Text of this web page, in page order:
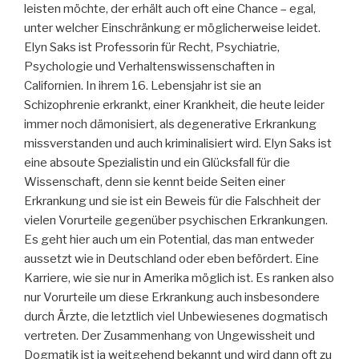
leisten möchte, der erhält auch oft eine Chance – egal,
unter welcher Einschränkung er möglicherweise leidet.
Elyn Saks ist Professorin für Recht, Psychiatrie,
Psychologie und Verhaltenswissenschaften in
Californien. In ihrem 16. Lebensjahr ist sie an
Schizophrenie erkrankt, einer Krankheit, die heute leider
immer noch dämonisiert, als degenerative Erkrankung
missverstanden und auch kriminalisiert wird. Elyn Saks ist
eine absoute Spezialistin und ein Glücksfall für die
Wissenschaft, denn sie kennt beide Seiten einer
Erkrankung und sie ist ein Beweis für die Falschheit der
vielen Vorurteile gegenüber psychischen Erkrankungen.
Es geht hier auch um ein Potential, das man entweder
aussetzt wie in Deutschland oder eben befördert. Eine
Karriere, wie sie nur in Amerika möglich ist. Es ranken also
nur Vorurteile um diese Erkrankung auch insbesondere
durch Ärzte, die letztlich viel Unbewiesenes dogmatisch
vertreten. Der Zusammenhang von Ungewissheit und
Dogmatik ist ja weitgehend bekannt und wird dann oft zu